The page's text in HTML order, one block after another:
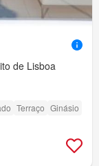
de Lisboa
Terraço Ginásio